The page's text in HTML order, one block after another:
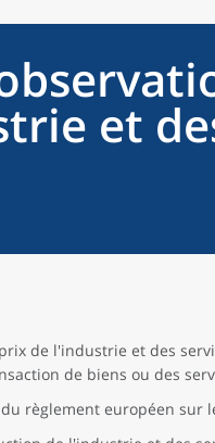
et
de l'industrie et des
de biens ou des
règlement européen sur